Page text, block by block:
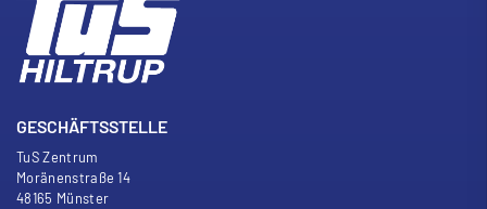
GESCHÄFTSSTELLE
TuS Zentrum
Moränenstraße 14
48165 Münster